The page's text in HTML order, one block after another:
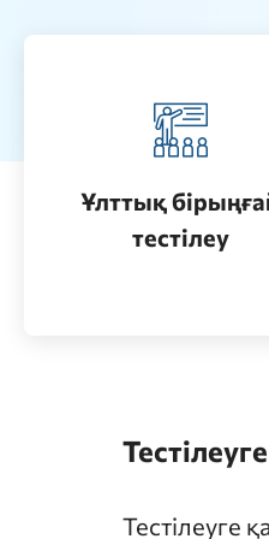
Ұлттық
тестілеу
Қазақстанда жоғары
Өту
Тестілеуге